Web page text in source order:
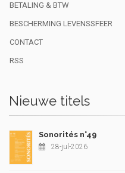
BETALING & BTW
BESCHERMING LEVENSSFEER
CONTACT
RSS
Nieuwe titels
Sonorités n°49
28-jul-2026